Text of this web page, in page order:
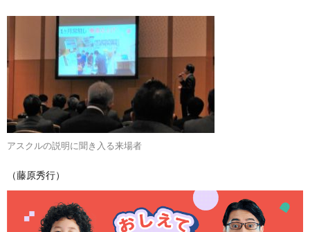
アスクルの説明に聞き入る来場者
（藤原秀行）